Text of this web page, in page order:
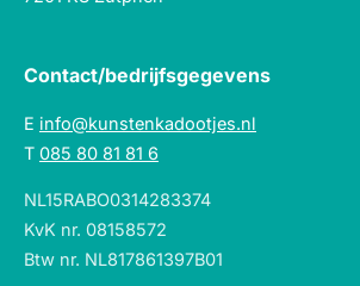
Contact/bedrijfsgegevens
E info@kunstenkadootjes.nl
T 085 80 81 81 6
NL15RABO0314283374
KvK nr. 08158572
Btw nr. NL817861397B01